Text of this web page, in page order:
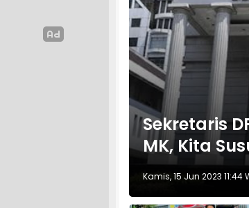
Sekretaris
MK, Kita
Kamis, 15 Jun 2023 11:44